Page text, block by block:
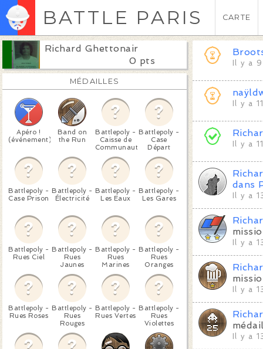
BATTLE PARIS CARTE
Richard Ghettonair
0 pts
MÉDAILLES
Apéro !
(événement)
Band on
the Run
Battlepoly -
Caisse de
Communauté
Battlepoly -
Case
Départ
Battlepoly -
Case Prison
Battlepoly -
Électricité
Battlepoly -
Les Eaux
Battlepoly -
Les Gares
Battlepoly -
Rues Ciel
Battlepoly -
Rues
Jaunes
Battlepoly -
Rues
Marines
Battlepoly -
Rues
Oranges
Battlepoly -
Rues Roses
Battlepoly -
Rues
Rouges
Battlepoly -
Rues Vertes
Battlepoly -
Rues
Violettes
Il y a
Il y a
Il y a
dans
Il y a
Il y a
Il y a
Il y a